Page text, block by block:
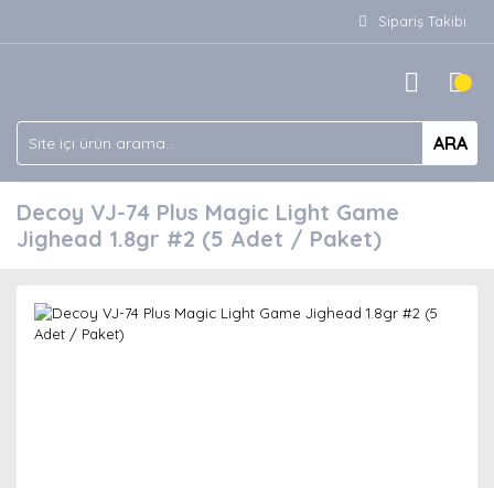
Sipariş Takibi
ARA
Decoy VJ-74 Plus Magic Light Game
Jighead 1.8gr #2 (5 Adet / Paket)